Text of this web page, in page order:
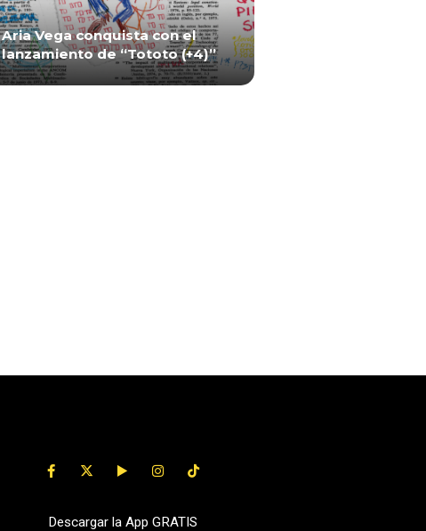
Aria Vega conquista con el
lanzamiento de “Tototo (+4)”
Descargar la App GRATIS